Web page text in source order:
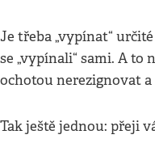
Je třeba „vypínat“
se „vypínali“ sami. A to
ochotou nerezignovat
Tak ještě jednou: přeji